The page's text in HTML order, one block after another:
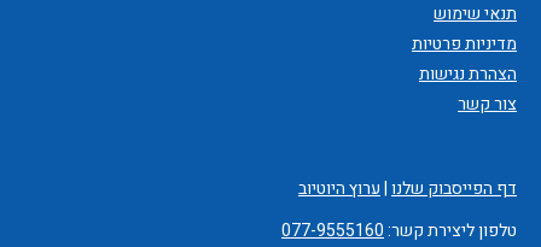
תנאי שימוש
מדיניות פרטיות
הצהרת נגישות
צור קשר
דף הפייסבוק שלנו|ערוץ היוטיוב
טלפון ליצירת קשר:077-9555160